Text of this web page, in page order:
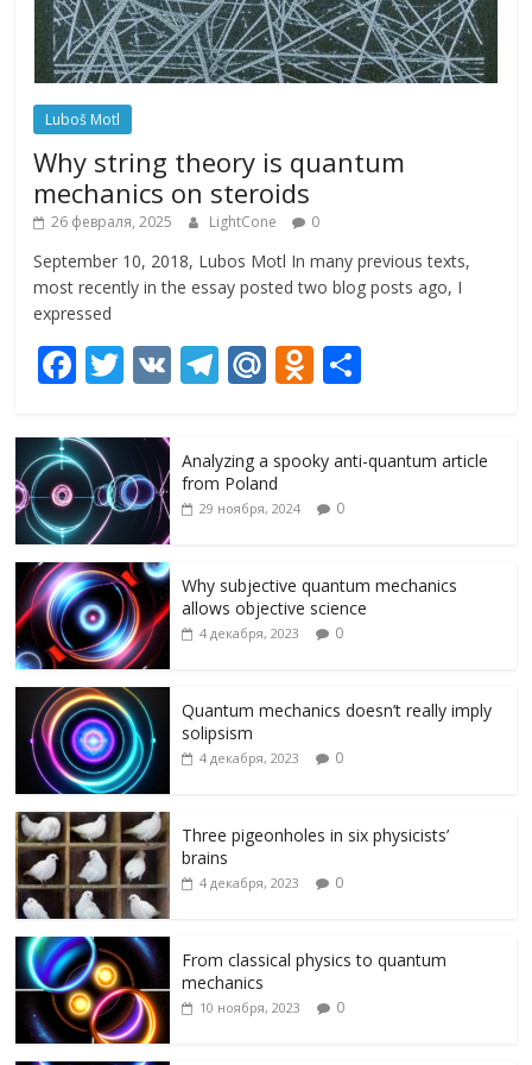
Luboš Motl
Why string theory is quantum
mechanics on steroids
26 февраля, 2025 LightCone 0
September 10, 2018, Lubos Motl In many previous texts,
most recently in the essay posted two blog posts ago, I
expressed
F
e
b
o
o
k
T
itt
er
V T
gr
a
M
R
u
O
n
o
kl
s
ni
р
и
т
Analyzing a spooky anti-quantum article
from Poland
29 ноября, 2024 0
Why subjective quantum mechanics
allows objective science
4 декабря, 2023 0
Quantum mechanics doesn’t really imply
solipsism
4 декабря, 2023 0
Three pigeonholes in six physicists’
brains
4 декабря, 2023 0
From classical physics to quantum
mechanics
10 ноября, 2023 0